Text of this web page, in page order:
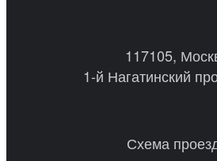
117105,
1-й Нагатинский
Схема